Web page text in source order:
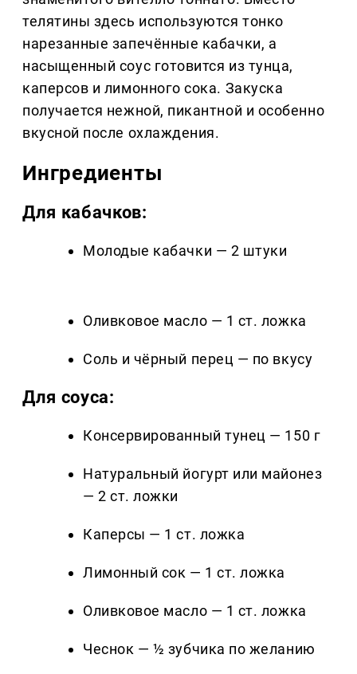
телятины здесь используются тонко
нарезанные запечённые кабачки, а
насыщенный соус готовится из тунца,
каперсов и лимонного сока. Закуска
получается нежной, пикантной и особенно
вкусной после охлаждения.
Ингредиенты
Для кабачков:
Молодые кабачки — 2 штуки
Оливковое масло — 1 ст. ложка
Соль и чёрный перец — по вкусу
Для соуса:
Консервированный тунец — 150 г
Натуральный йогурт или майонез
— 2 ст. ложки
Каперсы — 1 ст. ложка
Лимонный сок — 1 ст. ложка
Оливковое масло — 1 ст. ложка
Чеснок — ½ зубчика по желанию